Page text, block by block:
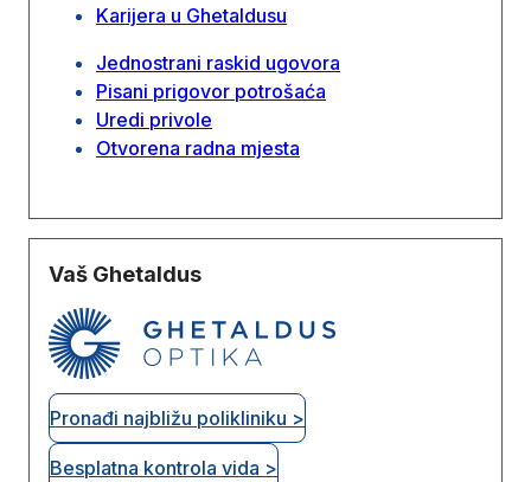
Karijera u Ghetaldusu
Jednostrani raskid ugovora
Pisani prigovor potrošaća
Uredi privole
Otvorena radna mjesta
Vaš Ghetaldus
Pronađi najbližu polikliniku >
Besplatna kontrola vida >